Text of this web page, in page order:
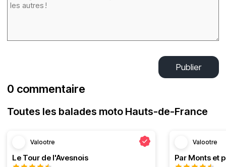
Publier
0 commentaire
Toutes les balades moto Hauts-de-France
Valootre
Le Tour de l'Avesnois
Valootre
Par Monts et